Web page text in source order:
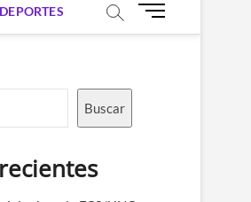
DEPORTES
B
Buscar